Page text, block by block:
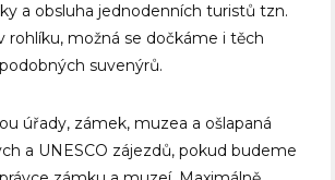
a obsluha jednodenních turistů tzn.
rohlíku, možná se dočkáme i těch
suvenýrů.
úřady, zámek, muzea a ošlapaná
a UNESCO zájezdů, pokud budeme